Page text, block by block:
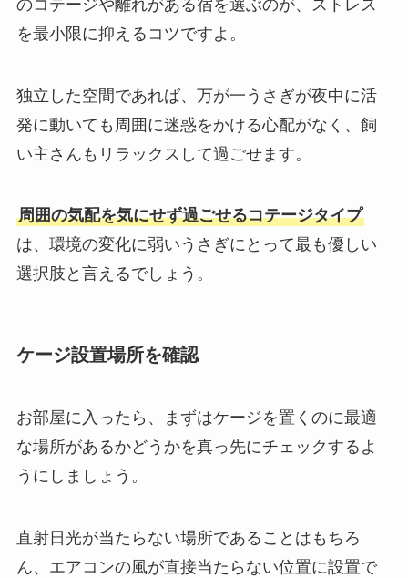
のコテージや離れがある宿を選ぶのが、ストレス
を最小限に抑えるコツですよ。
独立した空間であれば、万が一うさぎが夜中に活
発に動いても周囲に迷惑をかける心配がなく、飼
い主さんもリラックスして過ごせます。
周囲の気配を気にせず過ごせるコテージタイプ
は、環境の変化に弱いうさぎにとって最も優しい
選択肢と言えるでしょう。
ケージ設置場所を確認
お部屋に入ったら、まずはケージを置くのに最適
な場所があるかどうかを真っ先にチェックするよ
うにしましょう。
直射日光が当たらない場所であることはもちろ
ん、エアコンの風が直接当たらない位置に設置で